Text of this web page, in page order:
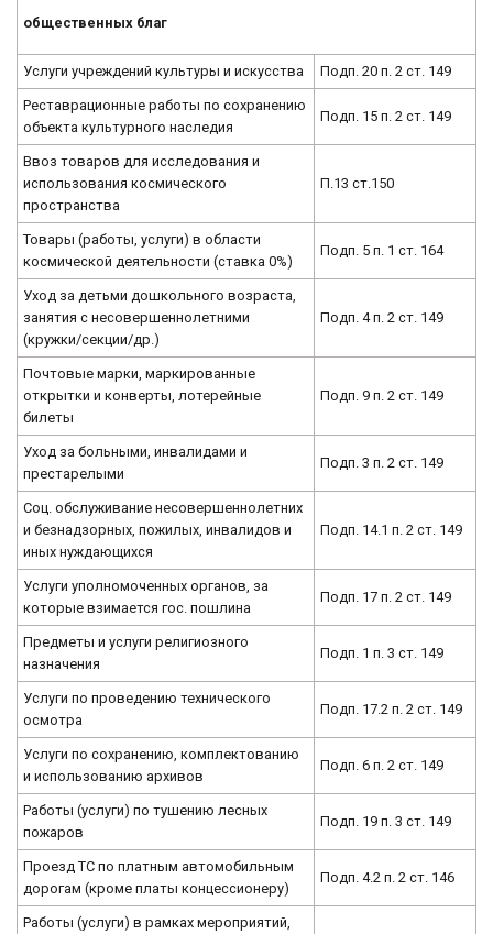
общественных благ
Услуги учреждений культуры и искусства Подп. 20 п. 2 ст. 149
Реставрационные работы по сохранению
объекта культурного наследия
Подп. 15 п. 2 ст. 149
Ввоз товаров для исследования и
использования космического
пространства
П.13 ст.150
Товары (работы, услуги) в области
космической деятельности (ставка 0%)
Подп. 5 п. 1 ст. 164
Уход за детьми дошкольного возраста,
занятия с несовершеннолетними
(кружки/секции/др.)
Подп. 4 п. 2 ст. 149
Почтовые марки, маркированные
открытки и конверты, лотерейные
билеты
Подп. 9 п. 2 ст. 149
Уход за больными, инвалидами и
престарелыми
Подп. 3 п. 2 ст. 149
Соц. обслуживание несовершеннолетних
и безнадзорных, пожилых, инвалидов и
иных нуждающихся
Подп. 14.1 п. 2 ст. 149
Услуги уполномоченных органов, за
которые взимается гос. пошлина
Подп. 17 п. 2 ст. 149
Предметы и услуги религиозного
назначения
Подп. 1 п. 3 ст. 149
Услуги по проведению технического
осмотра
Подп. 17.2 п. 2 ст. 149
Услуги по сохранению, комплектованию
и использованию архивов
Подп. 6 п. 2 ст. 149
Работы (услуги) по тушению лесных
пожаров
Подп. 19 п. 3 ст. 149
Проезд ТС по платным автомобильным
дорогам (кроме платы концессионеру)
Подп. 4.2 п. 2 ст. 146
Работы (услуги) в рамках мероприятий,